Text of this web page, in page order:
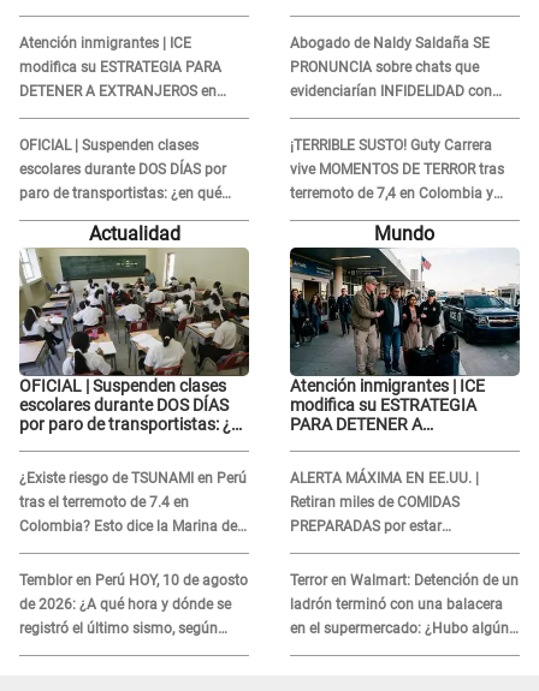
Atención inmigrantes | ICE
modifica su ESTRATEGIA PARA
DETENER A EXTRANJEROS en
EE.UU.: Así son sus nuevas
tácticas
OFICIAL | Suspenden clases
escolares durante DOS DÍAS por
paro de transportistas: ¿en qué
colegios aplica?
Abogado de Naldy Saldaña SE
PRONUNCIA sobre chats que
evidenciarían INFIDELIDAD con
animador: "Si ella ha estado con
otra pareja..."
¡TERRIBLE SUSTO! Guty Carrera
vive MOMENTOS DE TERROR tras
terremoto de 7,4 en Colombia y
revela el DESASTRE que dejó a su
Actualidad
OFICIAL | Suspenden clases
escolares durante DOS DÍAS
por paro de transportistas: ¿en
¿Existe riesgo de TSUNAMI en Perú
tras el terremoto de 7.4 en
Colombia? Esto dice la Marina de
Guerra
Temblor en Perú HOY, 10 de agosto
de 2026: ¿A qué hora y dónde se
registró el último sismo, según
IGP?
Mundo
Atención inmigrantes | ICE
modifica su ESTRATEGIA
PARA DETENER A
ALERTA MÁXIMA EN EE.UU. |
Retiran miles de COMIDAS
PREPARADAS por estar
contaminados CON METALES:
¿Cuáles son?
Terror en Walmart: Detención de un
ladrón terminó con una balacera
en el supermercado: ¿Hubo algún
herido?